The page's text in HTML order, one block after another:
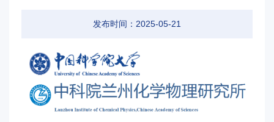
发布时间：2025-05-21